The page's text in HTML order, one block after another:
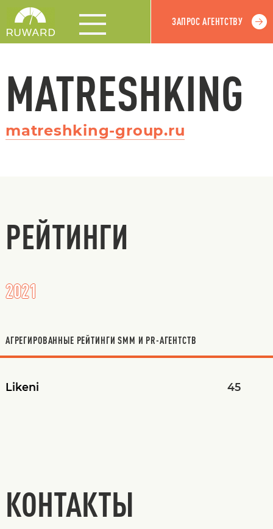
ЗАПРОС АГЕНТСТВУ
MATRESHKING
matreshking-group.ru
РЕЙТИНГИ
2021
АГРЕГИРОВАННЫЕ РЕЙТИНГИ SMM И PR-АГЕНТСТВ
Likeni 45
КОНТАКТЫ